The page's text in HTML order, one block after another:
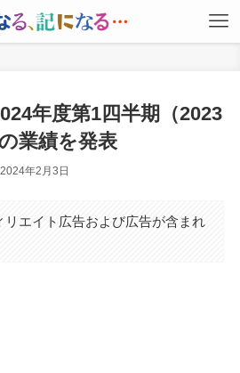
年度第1四半期（2023
業績を発表
2024年2月3日
リエイト広告および広告が含まれ